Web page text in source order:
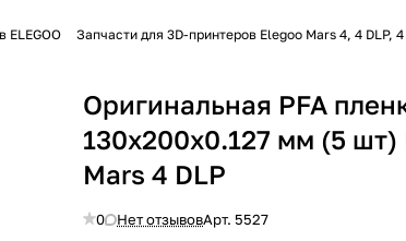
ELEGOO Запчасти для 3D-принтеров Elegoo Mars 4, 4 DLP,
Оригинальная PFA
130x200x0.127 мм (5 шт)
Mars 4 DLP
0 Нет отзывовАрт. 5527